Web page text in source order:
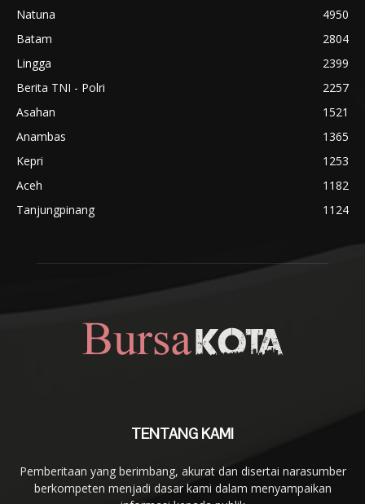
Natuna
4950
Batam
2804
Lingga
2399
Berita TNI - Polri
2257
Asahan
1521
Anambas
1365
Kepri
1253
Aceh
1182
Tanjungpinang
1124
TENTANG KAMI
Pemberitaan yang berimbang, akurat dan disertai narasumber
berkompeten menjadi dasar kami dalam menyampaikan